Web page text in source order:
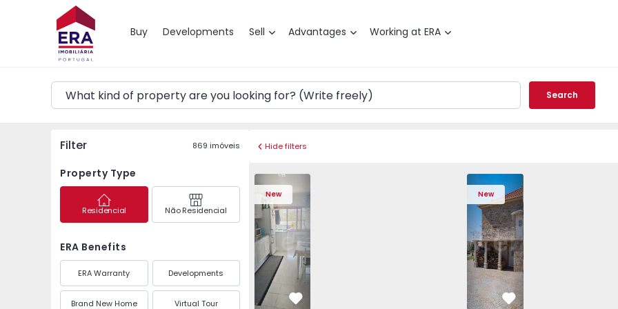
Buy Developments Sell Advantages Working at ERA
Map
Search
Filter 869 imóveis
Property Type
Residencial Não Residencial
ERA Benefits
ERA Warranty Developments
Brand New Home Virtual Tour
Hide filters
New
Apartment T1 Vila Nova de Gaia, Arcozelo - 1564635 - 11
Apartment T1 Vila Nova de Gaia, Arcozelo - 1564635 - 3
Apartment T1 Vila Nova de Gaia, Arcozelo - 1564635 - 4
Apartment T1 Vila Nova de Gaia, Arcozelo -
Apartment T1 Vila Nova de Gaia,
Apartment T1 Vila Nova de
Apartment T1
Favorite
New
House T4 Sabugal, Souto - 1575640 - 20
House T4 Sabugal, Souto -
House T4
Favorite